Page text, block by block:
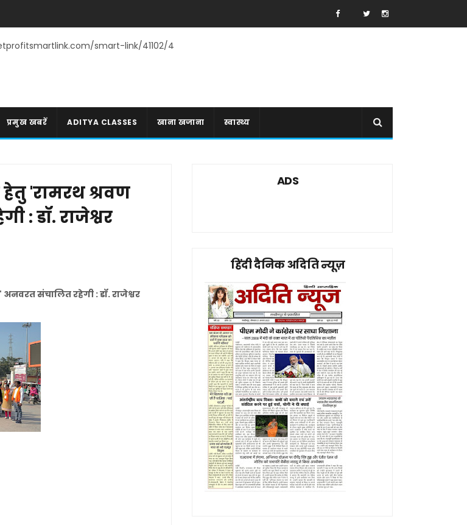
smart-link/41102/4
प्रमुख खबरें ADITYA CLASSES खाना खजाना स्वास्थ्य
'रामरथ श्रवण
: डॉ. राजेश्वर
संचालित रहेगी : डॉ. राजेश्वर
ADS
हिंदी दैनिक अदिति न्यूज़